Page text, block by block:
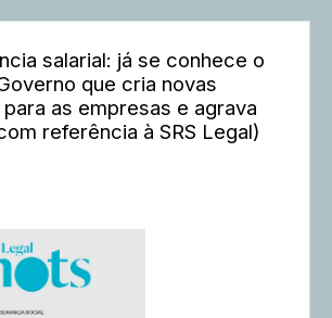
salarial: já se conhece o
que cria novas
as empresas e agrava
referência à SRS Legal)